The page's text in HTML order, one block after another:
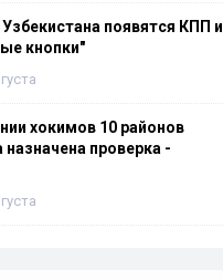
появятся КПП и
кнопки"
хокимов 10 районов
проверка -